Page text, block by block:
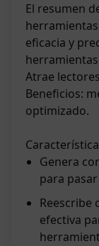
El resumen
eficacia y
Atrae
Beneficios:
optimizado.
Genera
para
Reescribe
efectiva